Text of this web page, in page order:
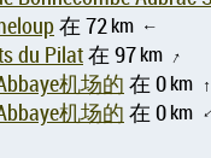
在 72km ↑
du Pilat在 97km ↑
机场的 在 0km ↑
机场的 在 0km ↑